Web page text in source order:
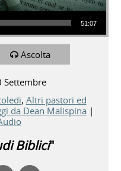
51:07
Ascolta
Settembre
, Altri pastori ed
da Dean Malispina |
Biblici"